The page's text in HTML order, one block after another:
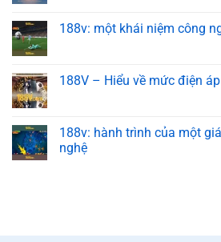
188v: một khái niệm công
188V – Hiểu về mức điện
188v: hành trình của một
nghệ